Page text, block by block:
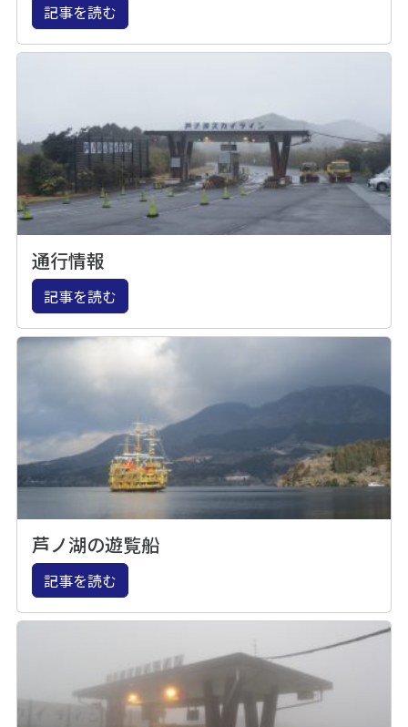
記事を読む
通行情報
記事を読む
芦ノ湖の遊覧船
記事を読む